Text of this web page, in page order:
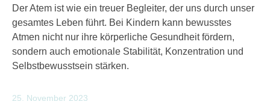
Der Atem ist wie ein treuer Begleiter, der uns durch unser
gesamtes Leben führt. Bei Kindern kann bewusstes
Atmen nicht nur ihre körperliche Gesundheit fördern,
sondern auch emotionale Stabilität, Konzentration und
Selbstbewusstsein stärken.
25. November 2023